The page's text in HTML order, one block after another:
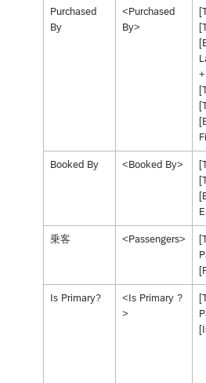
Purchased
By
<Purchased
By>
Booked By <Booked By>
乗客 <Passengers>
Is Primary?
<Is Primary ?
>